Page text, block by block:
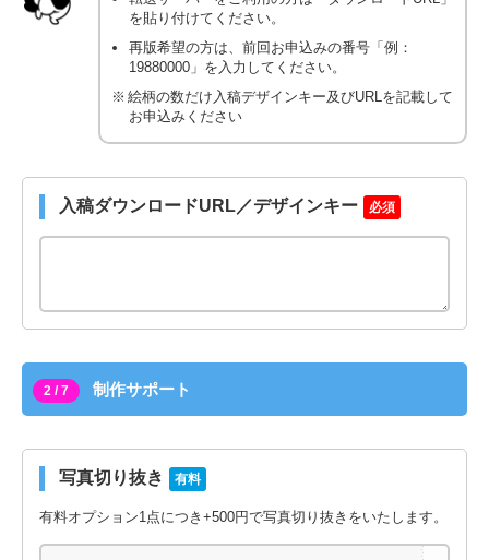
を貼り付けてください。
再版希望の方は、前回お申込みの番号「例：
19880000」を入力してください。
絵柄の数だけ入稿デザインキー及びURLを記載して
お申込みください
入稿ダウンロードURL／デザインキー 必須
2 / 7 制作サポート
写真切り抜き 有料
有料オプション1点につき+500円で写真切り抜きをいたします。